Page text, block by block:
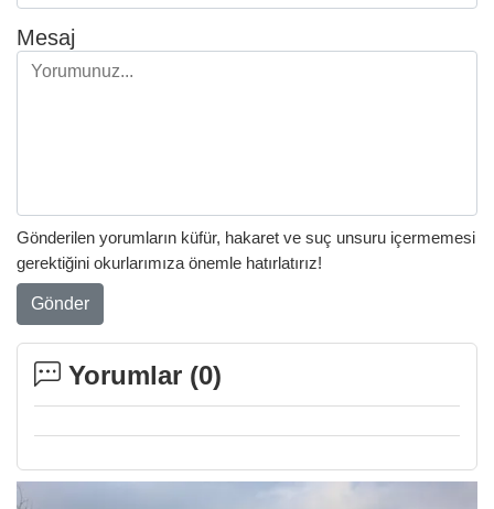
Mesaj
Gönderilen yorumların küfür, hakaret ve suç unsuru içermemesi
gerektiğini okurlarımıza önemle hatırlatırız!
Gönder
Yorumlar (0)